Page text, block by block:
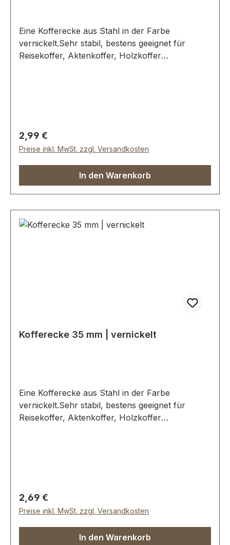
Eine Kofferecke aus Stahl in der Farbe
vernickelt.Sehr stabil, bestens geeignet für
Reisekoffer, Aktenkoffer, Holzkoffer
Regulärer Preis:
2,99 €
Preise inkl. MwSt. zzgl. Versandkosten
In den Warenkorb
Kofferecke 35 mm | vernickelt
Eine Kofferecke aus Stahl in der Farbe
vernickelt.Sehr stabil, bestens geeignet für
Reisekoffer, Aktenkoffer, Holzkoffer
Regulärer Preis:
2,69 €
Preise inkl. MwSt. zzgl. Versandkosten
In den Warenkorb